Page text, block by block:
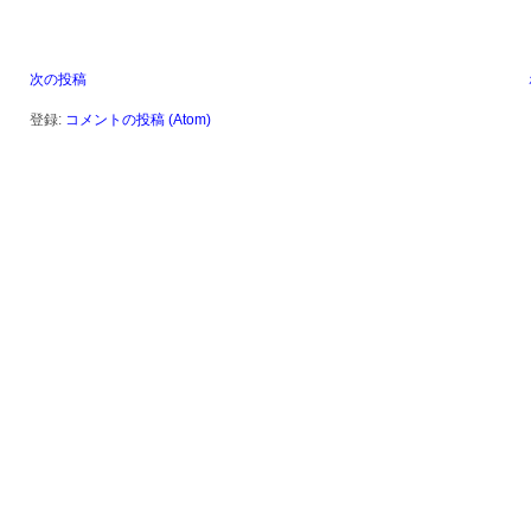
次の投稿
登録: コメントの投稿 (Atom)